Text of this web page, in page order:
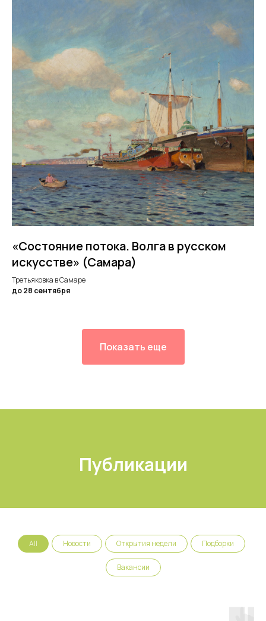
«Состояние потока. Волга в русском
искусстве» (Самара)
Третьяковка в Самаре
до 28 сентября
Показать еще
Публикации
All Новости Открытия недели Подборки
Вакансии